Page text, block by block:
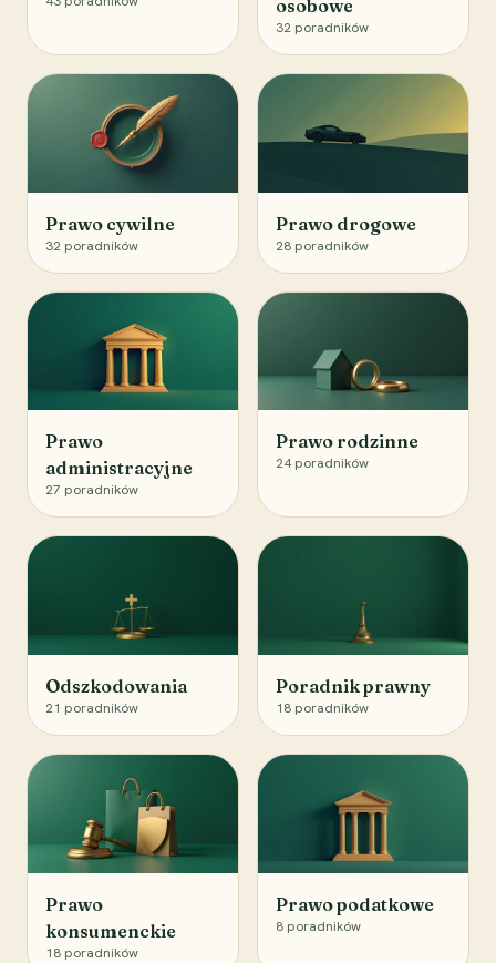
osobowe
32 poradników
Prawo cywilne
32 poradników
Prawo drogowe
28 poradników
Prawo
administracyjne
27 poradników
Prawo rodzinne
24 poradników
Odszkodowania
21 poradników
Poradnik prawny
18 poradników
Prawo
konsumenckie
18 poradników
Prawo podatkowe
8 poradników